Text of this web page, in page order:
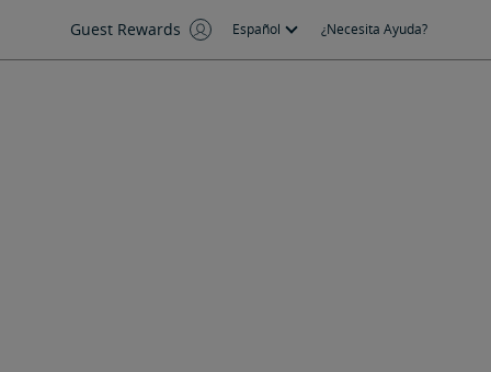
Guest Rewards Español ¿Necesita Ayuda?